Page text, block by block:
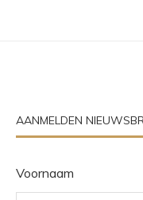
AANMELDEN
Voornaam